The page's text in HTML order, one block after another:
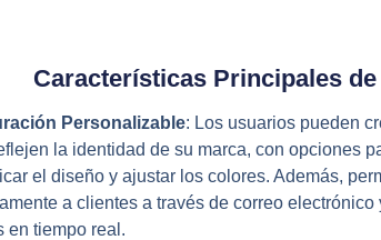
Características Principales
Personalizable: Los usuarios pueden
la identidad de su marca, con opciones
el diseño y ajustar los colores. Además,
a clientes a través de correo
en tiempo real.